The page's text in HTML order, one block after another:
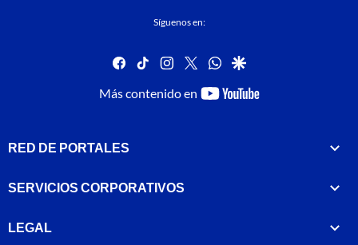
Síguenos en:
facebook
tiktok instagram
twitterwhatsapp
google
Más contenido en
youtube-
RED DE PORTALES
SERVICIOS CORPORATIVOS
LEGAL